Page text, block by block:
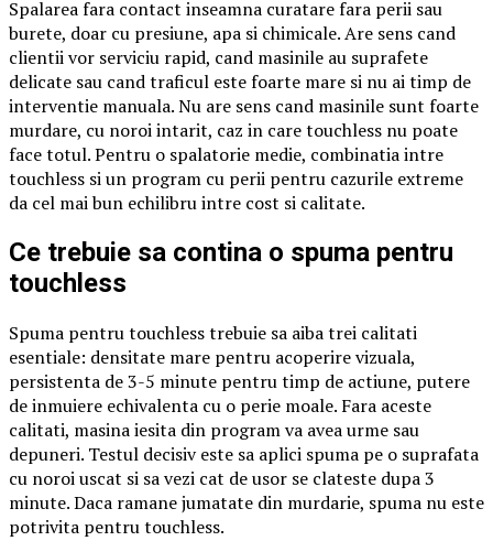
Spalarea fara contact inseamna curatare fara perii sau
burete, doar cu presiune, apa si chimicale. Are sens cand
clientii vor serviciu rapid, cand masinile au suprafete
delicate sau cand traficul este foarte mare si nu ai timp de
interventie manuala. Nu are sens cand masinile sunt foarte
murdare, cu noroi intarit, caz in care touchless nu poate
face totul. Pentru o spalatorie medie, combinatia intre
touchless si un program cu perii pentru cazurile extreme
da cel mai bun echilibru intre cost si calitate.
Ce trebuie sa contina o spuma pentru
touchless
Spuma pentru touchless trebuie sa aiba trei calitati
esentiale: densitate mare pentru acoperire vizuala,
persistenta de 3-5 minute pentru timp de actiune, putere
de inmuiere echivalenta cu o perie moale. Fara aceste
calitati, masina iesita din program va avea urme sau
depuneri. Testul decisiv este sa aplici spuma pe o suprafata
cu noroi uscat si sa vezi cat de usor se clateste dupa 3
minute. Daca ramane jumatate din murdarie, spuma nu este
potrivita pentru touchless.